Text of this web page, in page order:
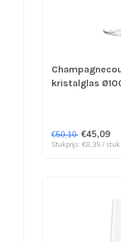
kristalglas
€50,10 €45,09
Stukprijs: €8,35 / stuk